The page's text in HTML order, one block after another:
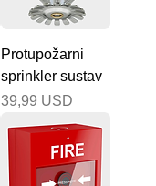
Protupožarni
sprinkler sustav
Cijena
39,99 USD